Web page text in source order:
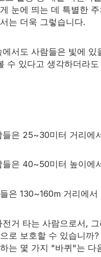
반사 직
눈에 띄는 데 특별한
는 더욱 그렇습니다.
서도 사람들은 빛에
수 있다고 생각하더라
은 25~30미터 거리에
은 40~50미터 높이에
은 130~160m 거리에서
거 타는 사람으로서,
로 보호할 수 있습니까
는 몇 가지 "바퀴"는 다